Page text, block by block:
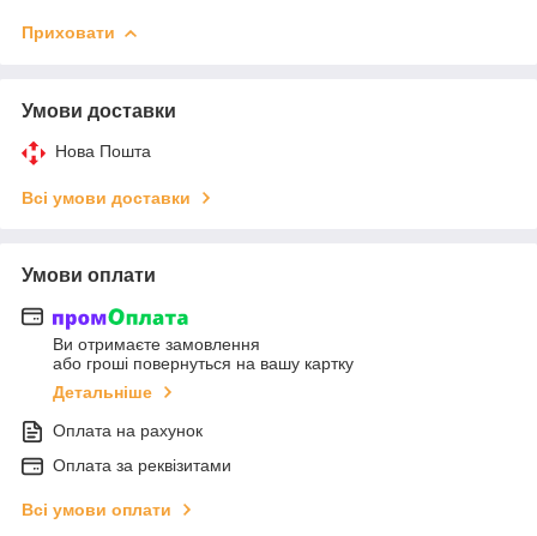
Приховати
Умови доставки
Нова Пошта
Всі умови доставки
Умови оплати
Ви отримаєте замовлення
або гроші повернуться на вашу картку
Детальніше
Оплата на рахунок
Оплата за реквізитами
Всі умови оплати